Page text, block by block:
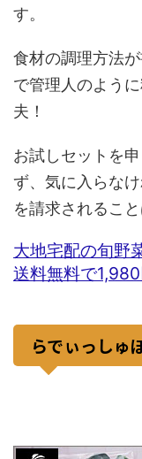
す。
食材の調理方法
で管理人のよう
夫！
お試しセットを
ず、気に入らな
を請求されるこ
大地宅配の旬野
送料無料で
らでぃっしゅ